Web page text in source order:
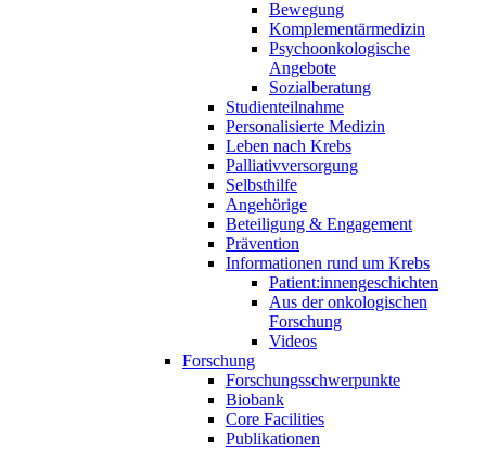
Bewegung
Komplementärmedizin
Psychoonkologische
Angebote
Sozialberatung
Studienteilnahme
Personalisierte Medizin
Leben nach Krebs
Palliativversorgung
Selbsthilfe
Angehörige
Beteiligung & Engagement
Prävention
Informationen rund um Krebs
Patient:innengeschichten
Aus der onkologischen
Forschung
Videos
Forschung
Forschungsschwerpunkte
Biobank
Core Facilities
Publikationen